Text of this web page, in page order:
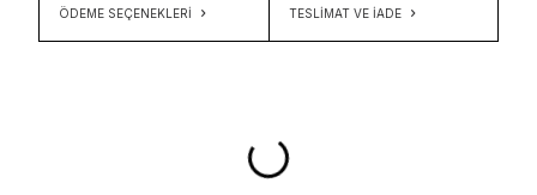
ÖDEME SEÇENEKLERI TESLIMAT VE İADE